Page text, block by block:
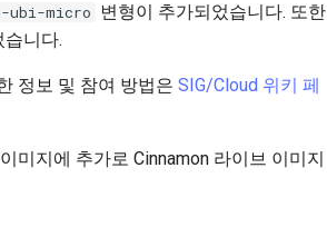
ubi-micro
변형이 추가되었습니다. 또한
니다.
정보 및 참여 방법은 SIG/Cloud 위키 페
미지에 추가로 Cinnamon 라이브 이미지